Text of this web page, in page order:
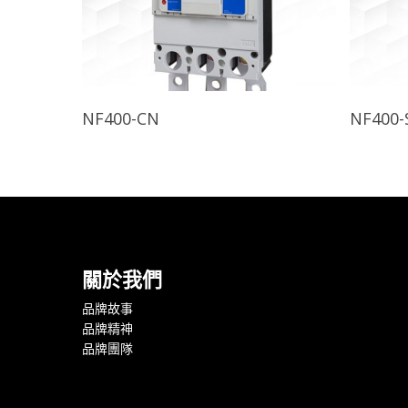
NF400-CN
關於我們
品牌故事
品牌精神
品牌團隊